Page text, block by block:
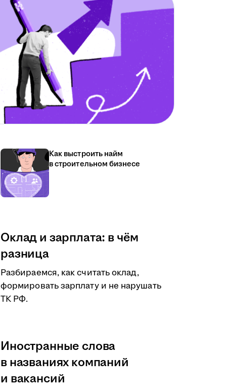
Как выстроить найм
в строительном бизнесе
Оклад и зарплата: в чём
разница
Разбираемся, как считать оклад,
формировать зарплату и не нарушать
ТК РФ.
Иностранные слова
в названиях компаний
и вакансий